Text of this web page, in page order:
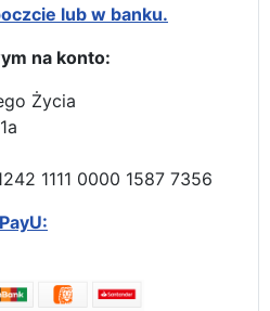
lub w banku.
na konto:
Życia
1111 0000 1587 7356